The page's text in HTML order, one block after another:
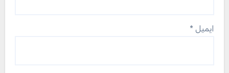
ایمیل *